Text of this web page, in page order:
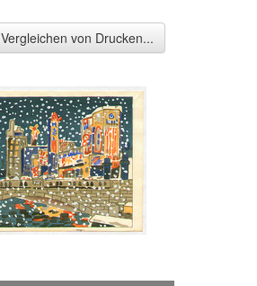
Vergleichen von Drucken...